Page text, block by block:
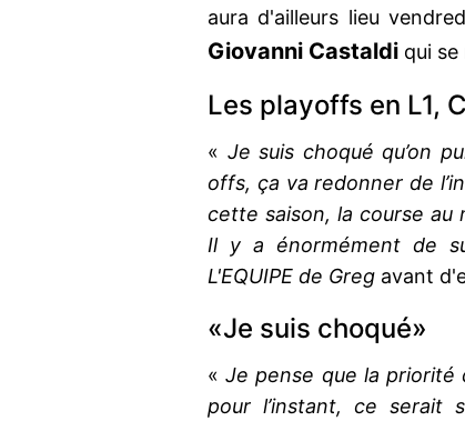
aura d'ailleurs lieu
Giovanni Castaldi qui
Les playoffs en L1,
« Je suis choqué qu’on
offs, ça va redonner de
cette saison, la course au
Il y a énormément de
L'EQUIPE de Greg avant
«Je suis choqué»
«Je pense que la priorité
pour l’instant, ce serait